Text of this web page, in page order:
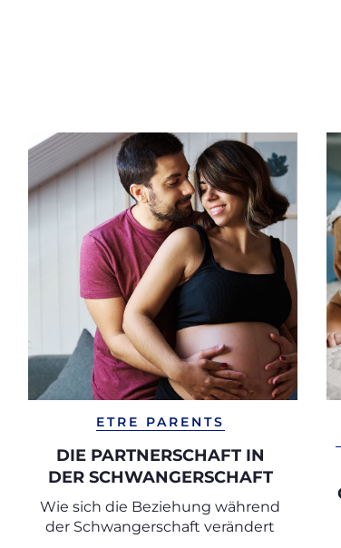
ETRE PARENTS
DIE PARTNERSCHAFT IN
DER SCHWANGERSCHAFT
Wie sich die Beziehung während
der Schwangerschaft verändert